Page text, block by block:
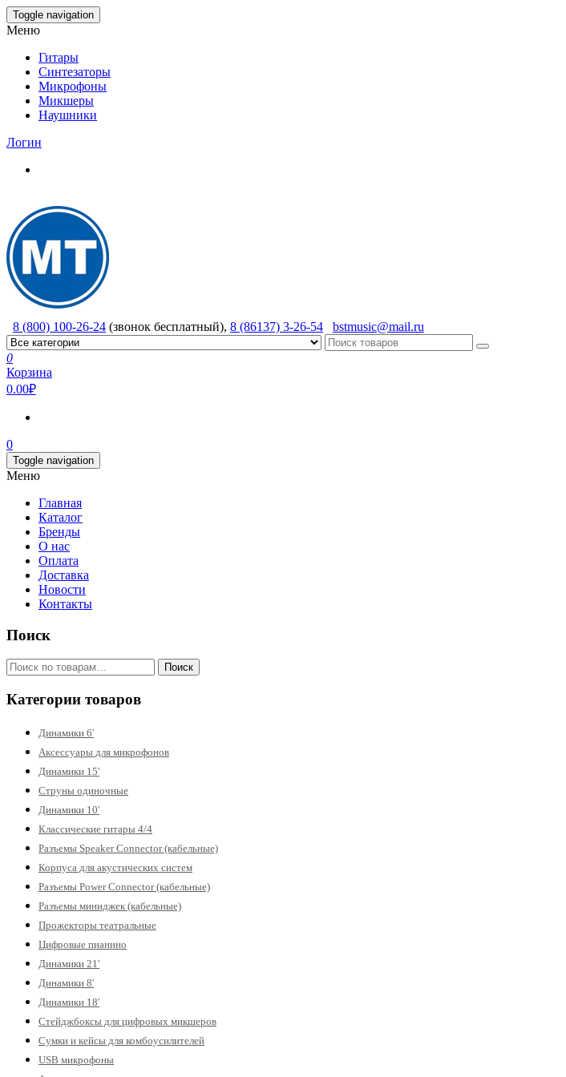
Skip
to
content
Toggle navigation
Меню
Гитары
Синтезаторы
Микрофоны
Микшеры
Наушники
Логин
8 (800) 100-26-24 (звонок бесплатный), 8 (86137) 3-26-54 bstmusic@mail.ru
0
Корзина
0.00₽
0
Toggle navigation
Меню
Главная
Каталог
Бренды
О нас
Оплата
Доставка
Новости
Контакты
Поиск
Искать: Поиск
Категории товаров
Динамики 6'
Аксессуары для микрофонов
Динамики 15'
Струны одиночные
Динамики 10'
Классические гитары 4/4
Разъемы Speaker Connector (кабельные)
Корпуса для акустических систем
Разъемы Power Connector (кабельные)
Разъемы миниджек (кабельные)
Прожекторы театральные
Цифровые пианино
Динамики 21'
Динамики 8'
Динамики 18'
Стейджбоксы для цифровых микшеров
Сумки и кейсы для комбоусилителей
USB микрофоны